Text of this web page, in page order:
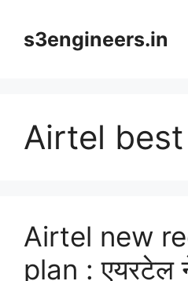
contents3engineers.in
Airtel
Airtel new
plan : एयरटेल